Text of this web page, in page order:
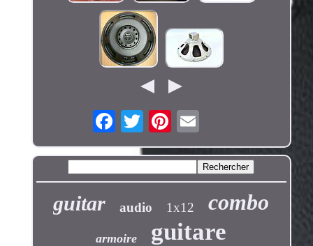
guitar audio 1x12 combo
armoire guitare